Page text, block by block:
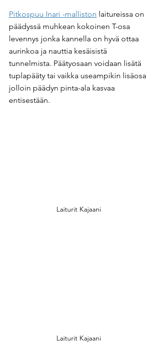
Pitkospuu Inari -malliston laitureissa on
päädyssä muhkean kokoinen T-osa
levennys jonka kannella on hyvä ottaa
aurinkoa ja nauttia kesäisistä
tunnelmista. Päätyosaan voidaan lisätä
tuplapääty tai vaikka useampikin lisäosa
jolloin päädyn pinta-ala kasvaa
entisestään.
Laiturit Kajaani
Laiturit Kajaani